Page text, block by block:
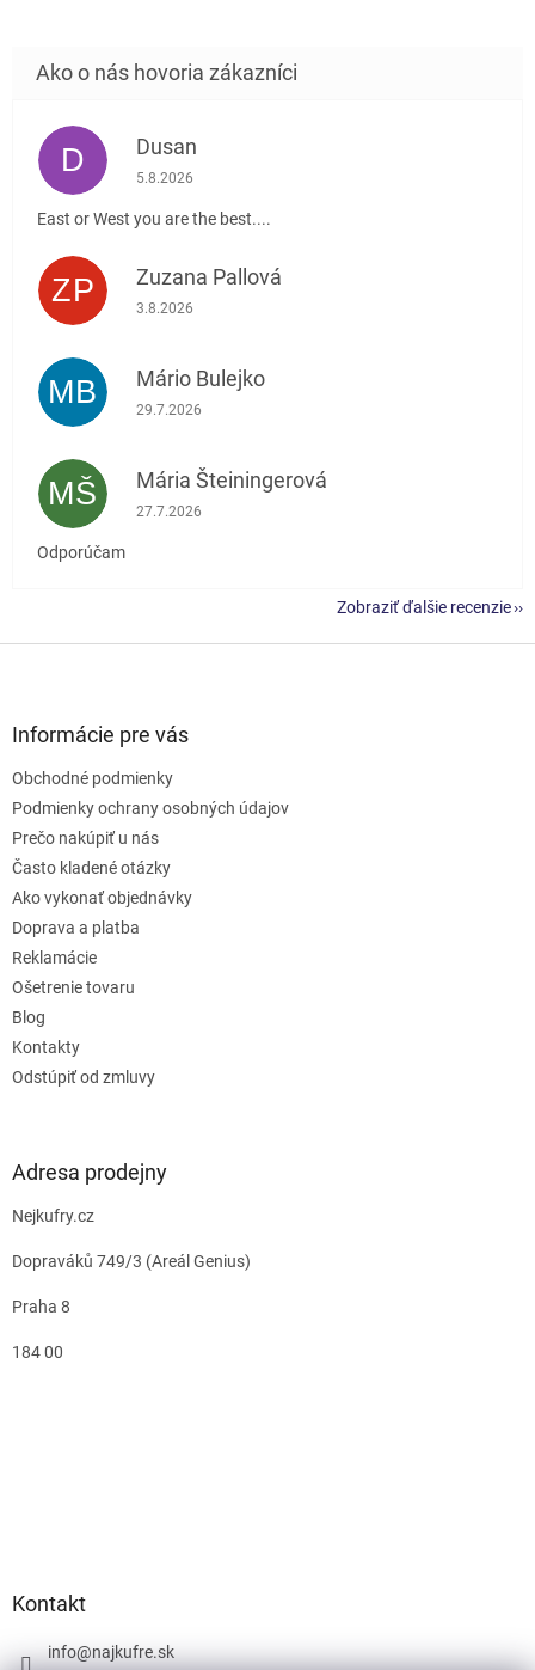
D Dusan
Hodnotenie obchodu je 5 z 5 hviezdičiek.
5.8.2026
East or West you are the best....
ZP Zuzana Pallová
Hodnotenie obchodu je 5 z 5 hviezdičiek.
3.8.2026
MB Mário Bulejko
Hodnotenie obchodu je 5 z 5 hviezdičiek.
29.7.2026
MŠ Mária Šteiningerová
Hodnotenie obchodu je 5 z 5 hviezdičiek.
27.7.2026
Odporúčam
Zobraziť ďalšie recenzie
Informácie pre vás
Obchodné podmienky
Podmienky ochrany osobných údajov
Prečo nakúpiť u nás
Často kladené otázky
Ako vykonať objednávky
Doprava a platba
Reklamácie
Ošetrenie tovaru
Blog
Kontakty
Odstúpiť od zmluvy
Adresa prodejny
Nejkufry.cz
Dopraváků 749/3 (Areál Genius)
Praha 8
184 00
Kontakt
info@najkufre.sk